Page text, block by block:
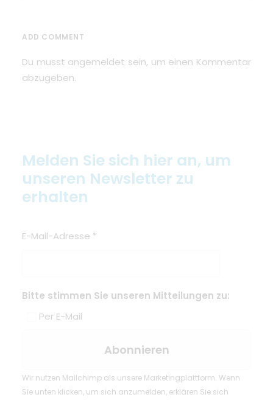
ADD COMMENT
Du musst angemeldet sein, um einen Kommentar
abzugeben.
Melden Sie sich hier an, um
unseren Newsletter zu
erhalten
E-Mail-Adresse *
Bitte stimmen Sie unseren Mitteilungen zu:
Per E-Mail
Wir nutzen Mailchimp als unsere Marketingplattform. Wenn
Sie unten klicken, um sich anzumelden, erklären Sie sich